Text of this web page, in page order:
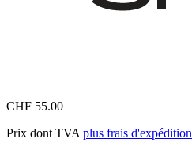
CHF 55.00
Prix dont TVA plus frais d'expédition